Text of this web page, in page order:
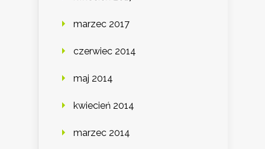
marzec 2017
czerwiec 2014
maj 2014
kwiecień 2014
marzec 2014